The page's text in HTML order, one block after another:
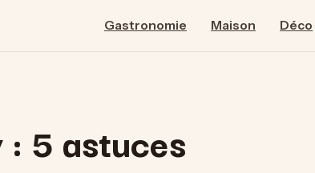
Gastronomie Maison Déco
5 astuces